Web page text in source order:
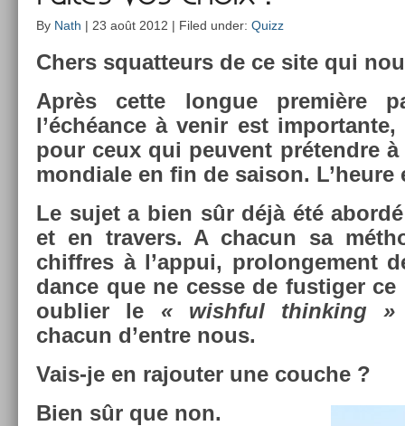
By Nath | 23 août 2012 | Filed under: Quizz
Chers squat­teurs de ce site qui
Après cette lon­gue première
l’échéance à venir est
pour ceux qui peuvent prétendre
mon­diale en fin de saison. L’heure
Le sujet a bien sûr déjà été
et en trav­ers. A chacun sa
chiffres à l’appui, pro­lon­ge­ment
dance que ne cesse de fus­tig­er
oub­li­er le « wish­ful think­ing »
chacun d’entre nous.
Vais-je en rajout­er une co­uc­he ?
Bien sûr que non.